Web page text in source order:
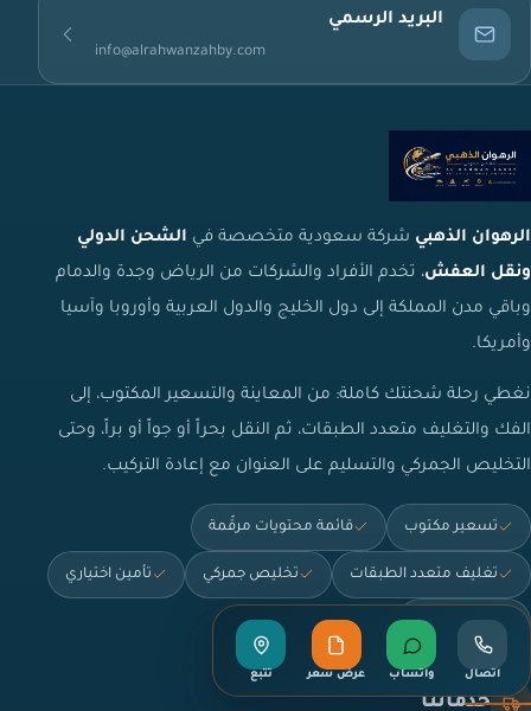
البريد الرسمي
info@alrahwanzahby.com
الرهوان الذهبي شركة سعودية متخصصة في الشحن الدولي
ونقل العفش، تخدم الأفراد والشركات من الرياض وجدة والدمام
وباقي مدن المملكة إلى دول الخليج والدول العربية وأوروبا وآسيا
وأمريكا.
نغطي رحلة شحنتك كاملة: من المعاينة والتسعير المكتوب، إلى
الفك والتغليف متعدد الطبقات، ثم النقل بحراً أو جواً أو براً، وحتى
التخليص الجمركي والتسليم على العنوان مع إعادة التركيب.
تسعير مكتوب قائمة محتويات مرقّمة
تغليف متعدد الطبقات تخليص جمركي تأمين اختياري
تخزين مؤقت
خدماتنا
اتصال واتساب عرض سعر تتبع